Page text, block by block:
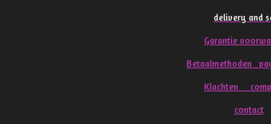
delivery and
Garantie
Betaalmethoden
Klachten
contact